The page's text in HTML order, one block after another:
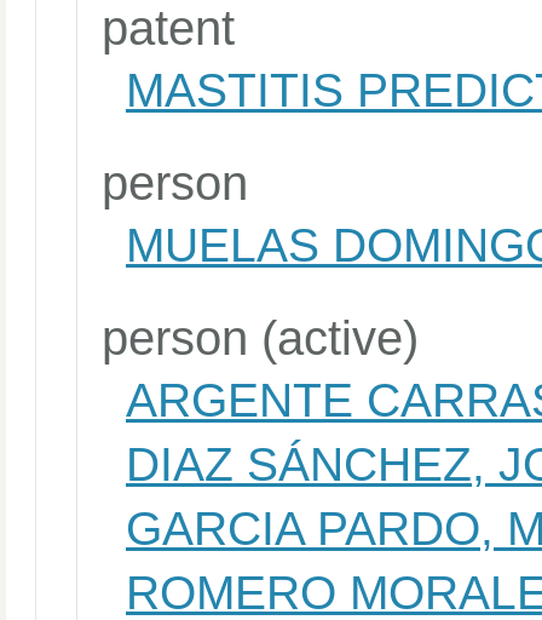
patent
MASTITIS
person
MUELAS
person (active)
ARGENTE
DIAZ SÁNCHEZ,
GARCIA PARDO,
ROMERO